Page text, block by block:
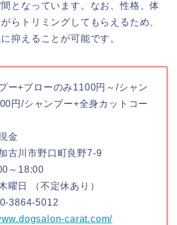
となっています。なお、性格、体
らトリミングしてもらえるため、
抑えることが可能です。
ー+ブローのみ1100円～/シャン
円/シャンプー+全身カットコー
金
古川市野口町良野7-9
～18:00
曜日 （不定休あり）
3864-5012
carat.com/